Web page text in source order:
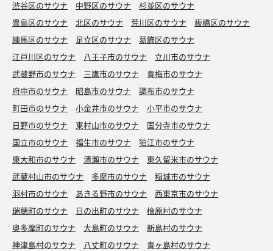
渋谷区のサウナ
中野区のサウナ
杉並区のサウナ
豊島区のサウナ
北区のサウナ 荒川区のサウナ
板橋区のサウナ
練馬区のサウナ
足立区のサウナ
葛飾区のサウナ
江戸川区のサウナ
八王子市のサウナ
立川市のサウナ
武蔵野市のサウナ
三鷹市のサウナ
青梅市のサウナ
府中市のサウナ
昭島市のサウナ
調布市のサウナ
町田市のサウナ
小金井市のサウナ
小平市のサウナ
日野市のサウナ
東村山市のサウナ
国分寺市のサウナ
国立市のサウナ
福生市のサウナ
狛江市のサウナ
東大和市のサウナ
清瀬市のサウナ
東久留米市のサウナ
武蔵村山市のサウナ
多摩市のサウナ
稲城市のサウナ
羽村市のサウナ
あきる野市のサウナ
西東京市のサウナ
瑞穂町のサウナ
日の出町のサウナ
檜原村のサウナ
奥多摩町のサウナ
大島町のサウナ
新島村のサウナ
神津島村のサウナ
八丈町のサウナ 青ヶ島村のサウナ